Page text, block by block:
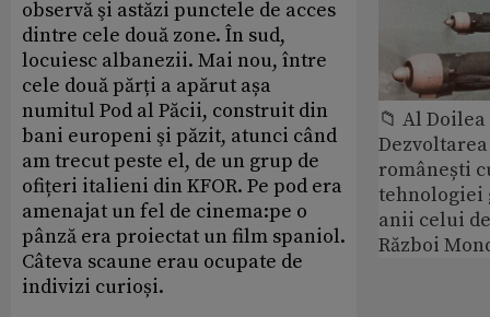
observă şi astăzi punctele de acces
dintre cele două zone. În sud,
locuiesc albanezii. Mai nou, între
cele două părți a apărut așa
numitul Pod al Păcii, construit din
bani europeni şi păzit, atunci când
am trecut peste el, de un grup de
ofițeri italieni din KFOR. Pe pod era
amenajat un fel de cinema:pe o
pânză era proiectat un film spaniol.
Câteva scaune erau ocupate de
indivizi curioși.
📁 Al
românești
tehnologiei
anii celui
Război